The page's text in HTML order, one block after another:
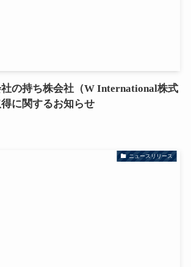
の持ち株会社（W International株式
に関するお知らせ
ニュースリリース